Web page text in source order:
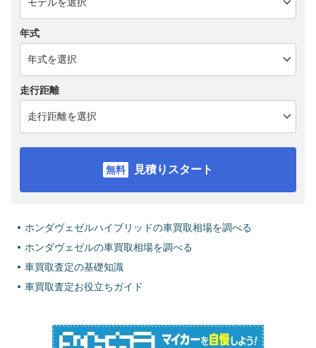
年式
走行距離
見積りスタート
ホンダヴェゼルハイブリッドの車買取相場を調べる
ホンダヴェゼルの車買取相場を調べる
車買取査定の基礎知識
車買取査定お役立ちガイド